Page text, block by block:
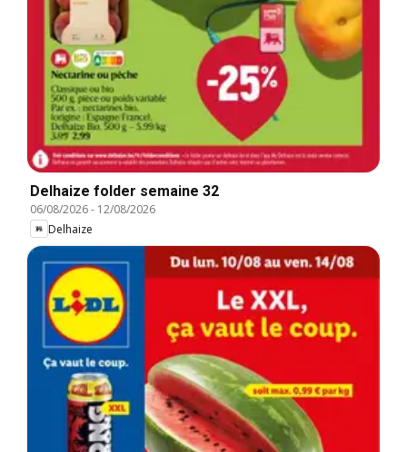
Delhaize folder semaine 32
06/08/2026- 12/08/2026
Delhaize